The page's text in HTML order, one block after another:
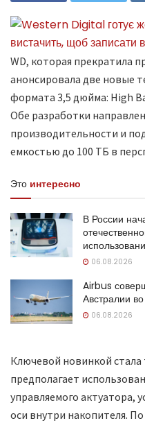
WD, которая прекратила
анонсировала две новые
формата 3,5 дюйма: High
Обе разработки
производительности и
емкостью до 100 ТБ в
Это интересно
В России
06.08.2026
Airbus
Австралии
06.08.2026
Ключевой новинкой стала
предполагает
управляемого актуатора,
оси внутри накопителя.